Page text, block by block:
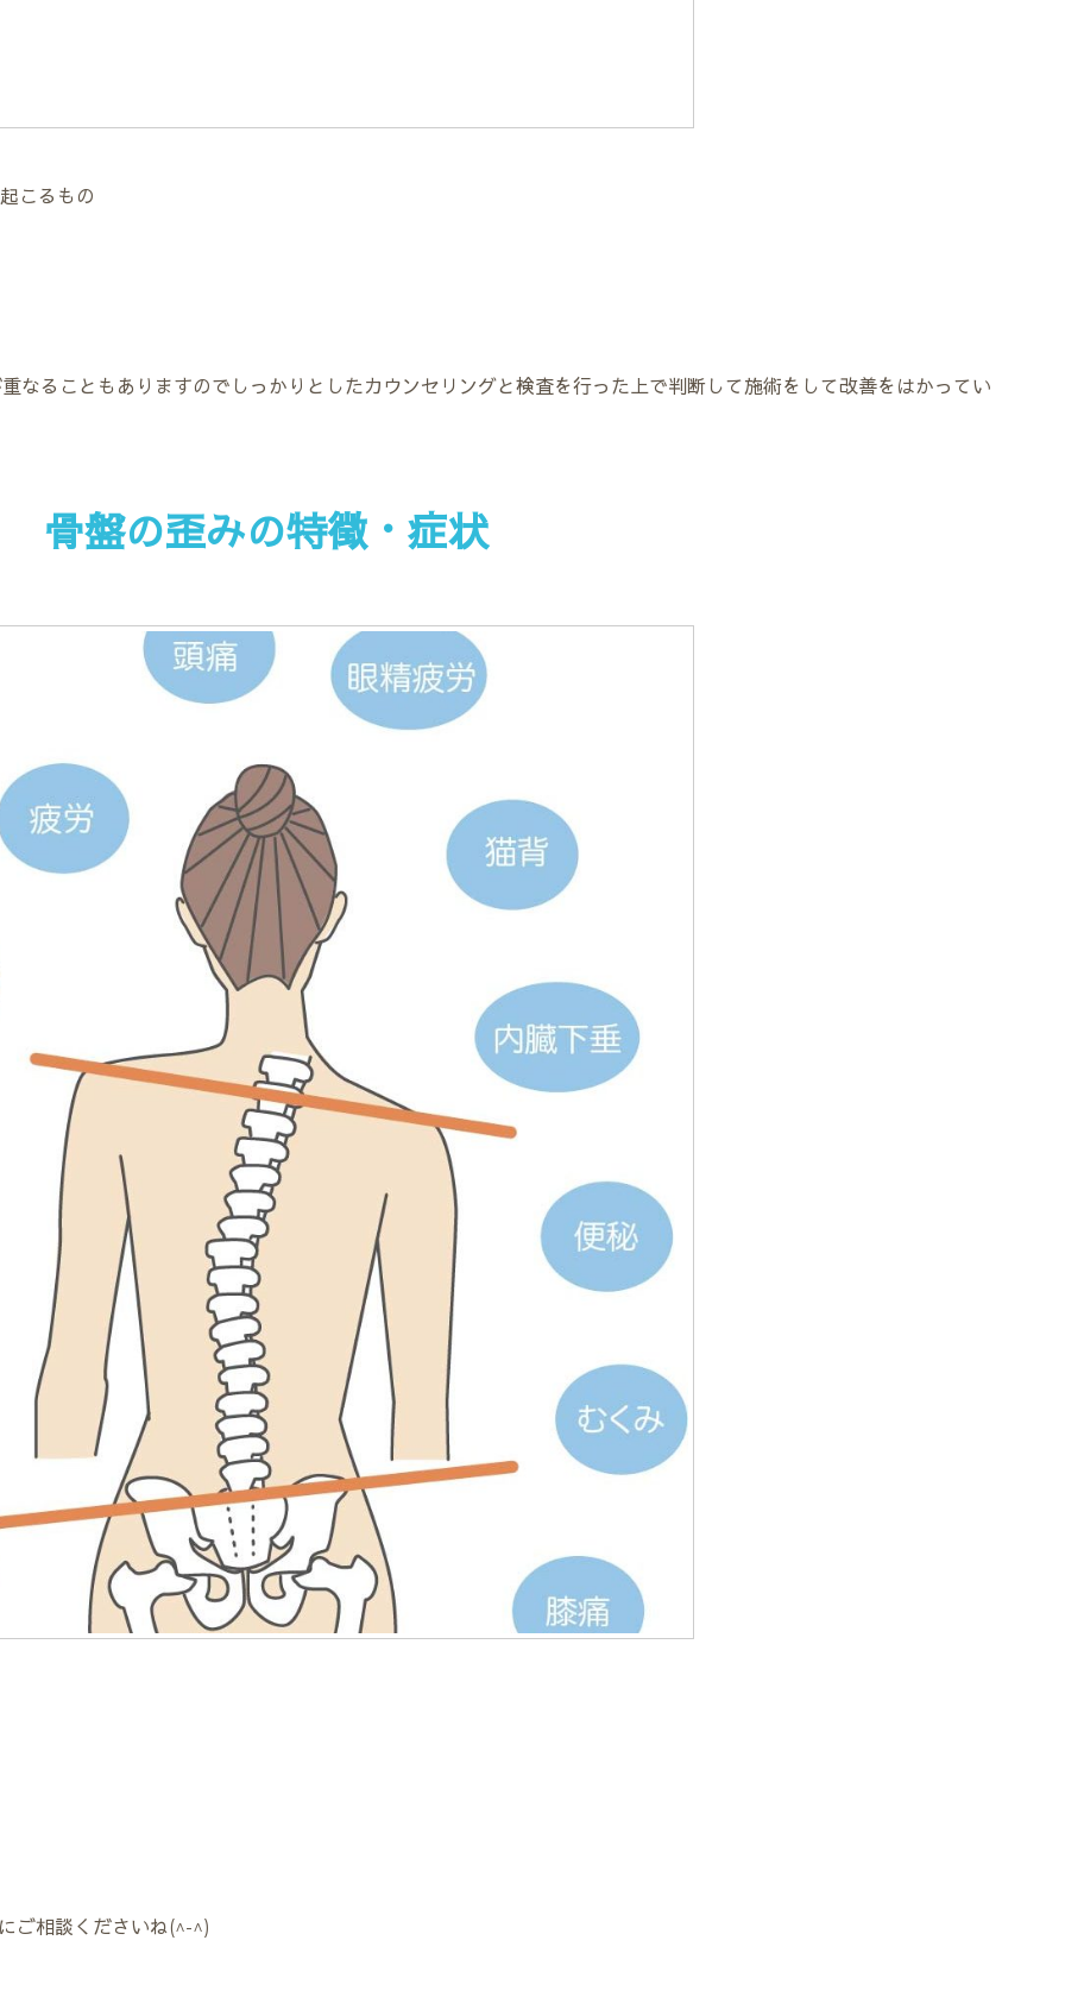
こるもの
なることもありますのでしっかりとしたカウンセリングと検査を行った上で判断して施術をして改善をはかってい
骨盤の歪みの特徴・症状
ご相談くださいね(^-^)